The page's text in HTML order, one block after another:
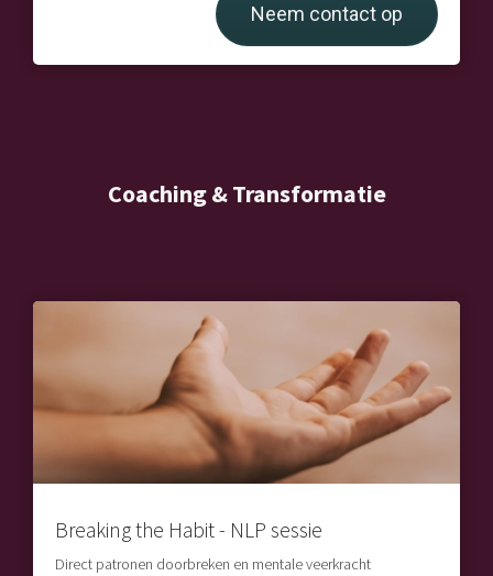
Neem contact op
Coaching & Transformatie
Breaking the Habit - NLP sessie
Direct patronen doorbreken en mentale veerkracht